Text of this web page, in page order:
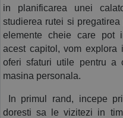
in planificarea unei
studierea rutei si
elemente cheie care pot
acest capitol, vom explora
oferi sfaturi utile pentru a
masina personala.
In primul rand, incepe
doresti sa le vizitezi in